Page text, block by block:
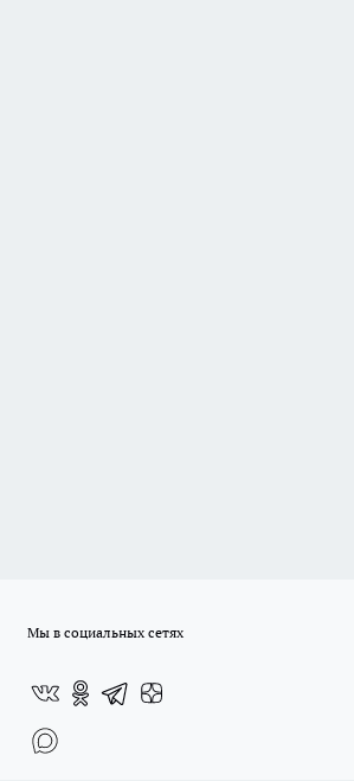
Мы в социальных сетях